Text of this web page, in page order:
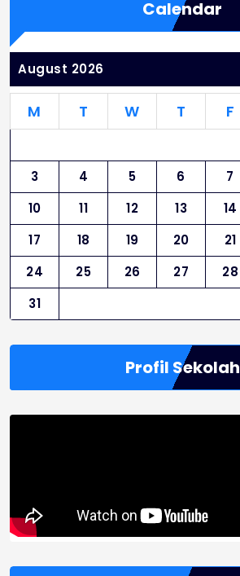
Calendar
August 2026
M T W T F
3
4 5 6 7
10
11 12 13 14
17
18 19 20 21
24
25 26 27 28
31
Profil Sekolah